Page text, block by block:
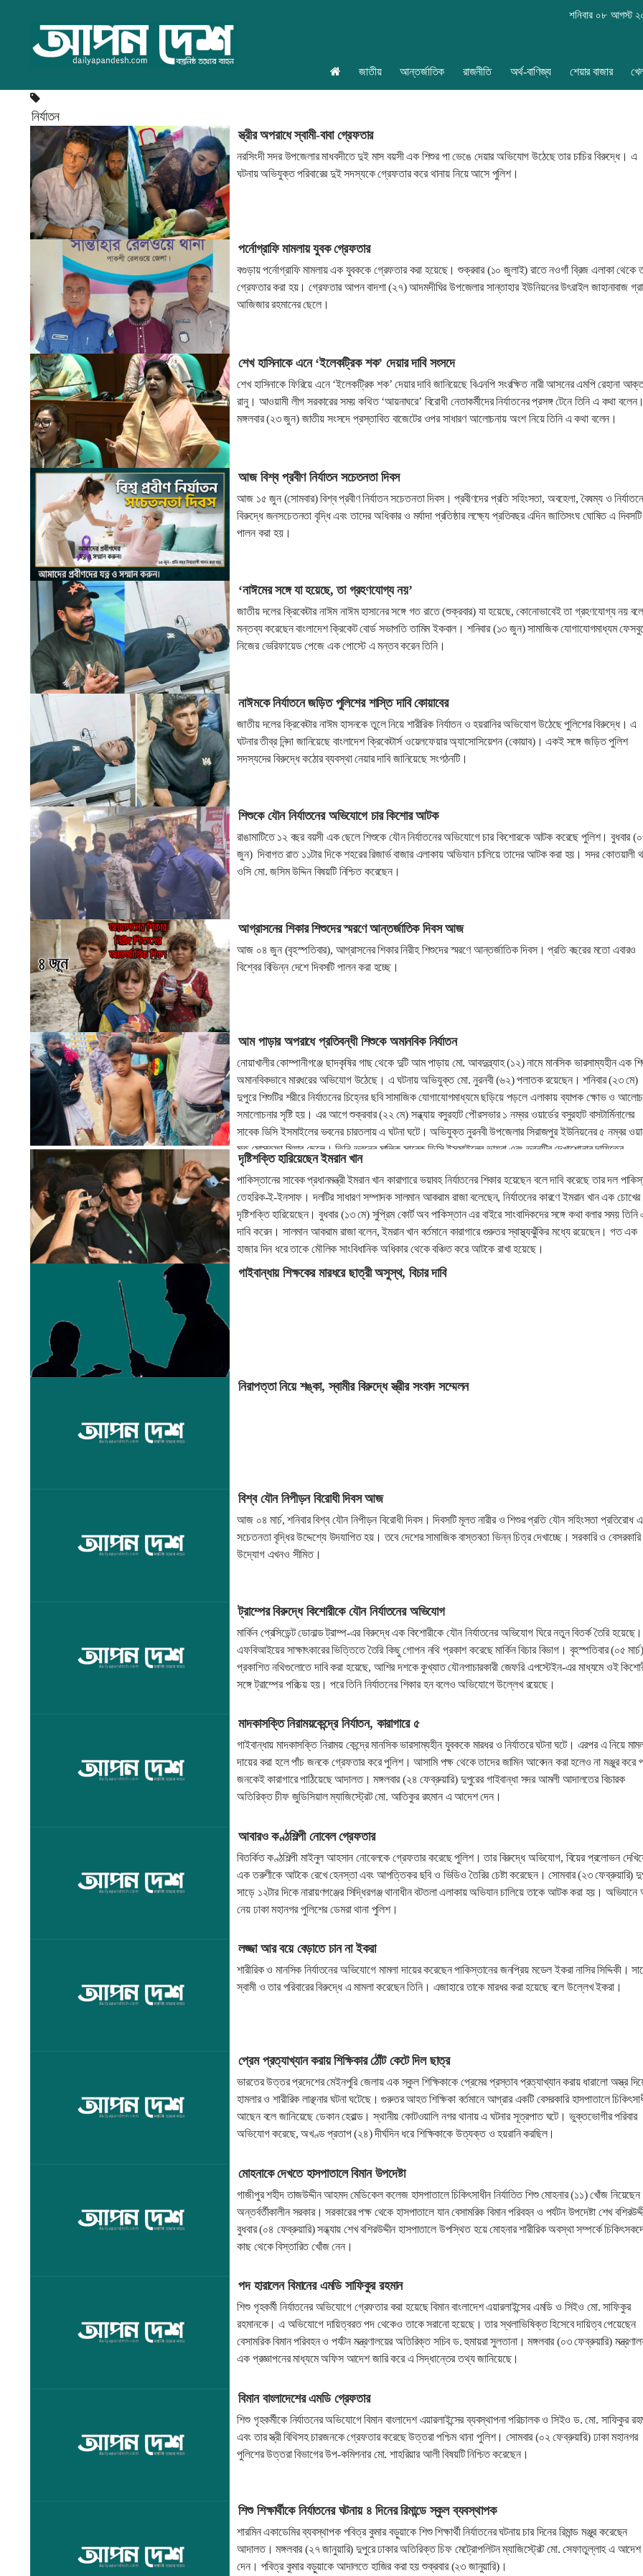
শনিবার ০৮ আগস্ট
জাতীয় আন্তর্জাতিক রাজনীতি অর্থ-বাণিজ্য শেয়ার বাজার
নির্যাতন
স্ত্রীর অপরাধে স্বামী-বাবা গ্রেফতার
নরসিংদী সদর উপজেলার মাধবদীতে দুই মাস বয়সী এক শিশুর পা ভেঙে দেয়ার অভিযোগ উঠেছে তার চাচির বিরুদ্ধে। এ
ঘটনায় অভিযুক্ত পরিবারের দুই সদস্যকে গ্রেফতার করে থানায় নিয়ে আসে পুলিশ।
পর্নোগ্রাফি মামলায় যুবক গ্রেফতার
বগুড়ায় পর্নোগ্রাফি মামলায় এক যুবককে গ্রেফতার করা হয়েছে। শুক্রবার (১০ জুলাই) রাতে নওগাঁ ব্রিজ এলাকা থেকে
গ্রেফতার করা হয়। গ্রেফতার আপন বাদশা (২৭) আদমদীঘির উপজেলার সান্তাহার ইউনিয়নের উৎরাইল জাহানাবাজ
আজিজার রহমানের ছেলে।
শেখ হাসিনাকে এনে ‘ইলেকট্রিক শক’ দেয়ার দাবি সংসদে
শেখ হাসিনাকে ফিরিয়ে এনে ‘ইলেকট্রিক শক’ দেয়ার দাবি জানিয়েছে বিএনপি সংরক্ষিত নারী আসনের এমপি রেহানা
রানু। আওয়ামী লীগ সরকারের সময় কথিত ‘আয়নাঘরে’ বিরোধী নেতাকর্মীদের নির্যাতনের প্রসঙ্গ টেনে তিনি এ কথা
মঙ্গলবার (২৩ জুন) জাতীয় সংসদে প্রস্তাবিত বাজেটের ওপর সাধারণ আলোচনায় অংশ নিয়ে তিনি এ কথা বলেন।
আজ বিশ্ব প্রবীণ নির্যাতন সচেতনতা দিবস
আজ ১৫ জুন (সোমবার) বিশ্ব প্রবীণ নির্যাতন সচেতনতা দিবস। প্রবীণদের প্রতি সহিংসতা, অবহেলা, বৈষম্য ও
বিরুদ্ধে জনসচেতনতা বৃদ্ধি এবং তাদের অধিকার ও মর্যাদা প্রতিষ্ঠার লক্ষ্যে প্রতিবছর এদিন জাতিসংঘ ঘোষিত এ দিবসটি
পালন করা হয়।
‘নাঈমের সঙ্গে যা হয়েছে, তা গ্রহণযোগ্য নয়’
জাতীয় দলের ক্রিকেটার নাঈম নাঈম হাসানের সঙ্গে গত রাতে (শুক্রবার) যা হয়েছে, কোনোভাবেই তা গ্রহণযোগ্য নয়
মন্তব্য করেছেন বাংলাদেশ ক্রিকেট বোর্ড সভাপতি তামিম ইকবাল। শনিবার (১৩ জুন) সামাজিক যোগাযোগমাধ্যম
নিজের ভেরিফায়েড পেজে এক পোস্টে এ মন্তব করেন তিনি।
নাঈমকে নির্যাতনে জড়িত পুলিশের শাস্তি দাবি কোয়াবের
জাতীয় দলের ক্রিকেটার নাঈম হাসনকে তুলে নিয়ে শারীরিক নির্যাতন ও হয়রানির অভিযোগ উঠেছে পুলিশের বিরুদ্ধে। এ
ঘটনার তীব্র নিন্দা জানিয়েছে বাংলাদেশ ক্রিকেটার্স ওয়েলফেয়ার অ্যাসোসিয়েশন (কোয়াব)। একই সঙ্গে জড়িত পুলিশ
সদস্যদের বিরুদ্ধে কঠোর ব্যবস্থা নেয়ার দাবি জানিয়েছে সংগঠনটি।
শিশুকে যৌন নির্যাতনের অভিযোগে চার কিশোর আটক
রাঙামাটিতে ১২ বছর বয়সী এক ছেলে শিশুকে যৌন নির্যাতনের অভিযোগে চার কিশোরকে আটক করেছে পুলিশ। বুধবার
জুন) দিবাগত রাত ১১টার দিকে শহরের রিজার্ভ বাজার এলাকায় অভিযান চালিয়ে তাদের আটক করা হয়। সদর কোতয়ালী
ওসি মো. জসিম উদ্দিন বিষয়টি নিশ্চিত করেছেন।
আগ্রাসনের শিকার শিশুদের স্মরণে আন্তর্জাতিক দিবস আজ
আজ ০৪ জুন (বৃহস্পতিবার), আগ্রাসনের শিকার নিরীহ শিশুদের স্মরণে আন্তর্জাতিক দিবস। প্রতি বছরের মতো এবারও
বিশ্বের বিভিন্ন দেশে দিবসটি পালন করা হচ্ছে।
আম পাড়ার অপরাধে প্রতিবন্ধী শিশুকে অমানবিক নির্যাতন
নোয়াখালীর কোম্পানীগঞ্জে ছাদকৃষির গাছ থেকে দুটি আম পাড়ায় মো. আবদুল্ল্যাহ (১২) নামে মানসিক ভারসাম্যহীন এক
অমানবিকভাবে মারধরের অভিযোগ উঠেছে। এ ঘটনায় অভিযুক্ত মো. নুরনবী (৬২) পলাতক রয়েছেন। শনিবার (২৩ মে)
দুপুরে শিশুটির শরীরে নির্যাতনের চিহ্নের ছবি সামাজিক যোগাযোগমাধ্যমে ছড়িয়ে পড়লে এলাকায় ব্যাপক ক্ষোভ ও
সমালোচনার সৃষ্টি হয়। এর আগে শুক্রবার (২২ মে) সন্ধ্যায় বসুরহাট পৌরসভার ১ নম্বর ওয়ার্ডের বসুরহাট বাসটার্মিনালের
সাবেক ডিসি ইসমাইলের ভবনের চারতলায় এ ঘটনা ঘটে। অভিযুক্ত নুরনবী উপজেলার সিরাজপুর ইউনিয়নের ৫ নম্বর
মৃত মোস্তফা মিয়ার ছেলে। তিনি ভবনের মালিক সাবেক ডিসি ইসমাইলের ভায়রা এবং ভবনটির দেখাশোনার দায়িত্বে
রয়েছেন।
দৃষ্টিশক্তি হারিয়েছেন ইমরান খান
পাকিস্তানের সাবেক প্রধানমন্ত্রী ইমরান খান কারাগারে ভয়াবহ নির্যাতনের শিকার হয়েছেন বলে দাবি করেছে তার দল
তেহরিক-ই-ইনসাফ। দলটির সাধারণ সম্পাদক সালমান আকরাম রাজা বলেছেন, নির্যাতনের কারণে ইমরান খান এক চোখের
দৃষ্টিশক্তি হারিয়েছেন। বুধবার (১৩ মে) সুপ্রিম কোর্ট অব পাকিস্তান এর বাইরে সাংবাদিকদের সঙ্গে কথা বলার সময় তিনি
দাবি করেন। সালমান আকরাম রাজা বলেন, ইমরান খান বর্তমানে কারাগারে গুরুতর স্বাস্থ্যঝুঁকির মধ্যে রয়েছেন। গত এক
হাজার দিন ধরে তাকে মৌলিক সাংবিধানিক অধিকার থেকে বঞ্চিত করে আটকে রাখা হয়েছে।
গাইবান্ধায় শিক্ষকের মারধরে ছাত্রী অসুস্থ, বিচার দাবি
নিরাপত্তা নিয়ে শঙ্কা, স্বামীর বিরুদ্ধে স্ত্রীর সংবাদ সম্মেলন
বিশ্ব যৌন নিপীড়ন বিরোধী দিবস আজ
আজ ০৪ মার্চ, শনিবার বিশ্ব যৌন নিপীড়ন বিরোধী দিবস। দিবসটি মূলত নারীর ও শিশুর প্রতি যৌন সহিংসতা প্রতিরোধ
সচেতনতা বৃদ্ধির উদ্দেশ্যে উদযাপিত হয়। তবে দেশের সামাজিক বাস্তবতা ভিন্ন চিত্র দেখাচ্ছে। সরকারি ও বেসরকারি
উদ্যোগ এখনও সীমিত।
ট্রাম্পের বিরুদ্ধে কিশোরীকে যৌন নির্যাতনের অভিযোগ
মার্কিন প্রেসিডেন্ট ডোনাল্ড ট্রাম্প-এর বিরুদ্ধে এক কিশোরীকে যৌন নির্যাতনের অভিযোগ ঘিরে নতুন বিতর্ক তৈরি হয়েছে।
এফবিআইয়ের সাক্ষাৎকারের ভিত্তিতে তৈরি কিছু গোপন নথি প্রকাশ করেছে মার্কিন বিচার বিভাগ। বৃহস্পতিবার (০৫ মার্চ)
প্রকাশিত নথিগুলোতে দাবি করা হয়েছে, আশির দশকে কুখ্যাত যৌনপাচারকারী জেফরি এপস্টেইন-এর মাধ্যমে ওই
সঙ্গে ট্রাম্পের পরিচয় হয়। পরে তিনি নির্যাতনের শিকার হন বলেও অভিযোগে উল্লেখ রয়েছে।
মাদকাসক্তি নিরাময়কেন্দ্রে নির্যাতন, কারাগারে ৫
গাইবান্ধায় মাদকাসক্তি নিরাময় কেন্দ্রে মানসিক ভারসাম্যহীন যুবককে মারধর ও নির্যাতরে ঘটনা ঘটে। এরপর এ নিয়ে
দায়ের করা হলে পাঁচ জনকে গ্রেফতার করে পুলিশ। আসামি পক্ষ থেকে তাদের জামিন আবেদন করা হলেও না মঞ্জুর করে
জনকেই কারাগারে পাঠিয়েছে আদালত। মঙ্গলবার (২৪ ফেব্রুয়ারি) দুপুরের গাইবান্ধা সদর আমলী আদালতের বিচারক
অতিরিক্ত চীফ জুডিসিয়াল ম্যাজিস্ট্রেট মো. আতিকুর রহমান এ আদেশ দেন।
আবারও কণ্ঠশিল্পী নোবেল গ্রেফতার
বিতর্কিত কণ্ঠশিল্পী মাইনুল আহসান নোবেলকে গ্রেফতার করেছে পুলিশ। তার বিরুদ্ধে অভিযোগ, বিয়ের প্রলোভন
এক তরুণীকে আটকে রেখে হেনস্তা এবং আপত্তিকর ছবি ও ভিডিও তৈরির চেষ্টা করেছেন। সোমবার (২৩ ফেব্রুয়ারি)
সাড়ে ১২টার দিকে নারায়ণগঞ্জের সিদ্ধিরগঞ্জ থানাধীন বটতলা এলাকায় অভিযান চালিয়ে তাকে আটক করা হয়।
নেয় ঢাকা মহানগর পুলিশের ডেমরা থানা পুলিশ।
লজ্জা আর বয়ে বেড়াতে চান না ইকরা
শারীরিক ও মানসিক নির্যাতনের অভিযোগে মামলা দায়ের করেছেন পাকিস্তানের জনপ্রিয় মডেল ইকরা নাসির সিদ্দিকী।
স্বামী ও তার পরিবারের বিরুদ্ধে এ মামলা করেছেন তিনি। এজাহারে তাকে মারধর করা হয়েছে বলে উল্লেখ ইকরা।
প্রেম প্রত্যাখ্যান করায় শিক্ষিকার ঠোঁট কেটে দিল ছাত্র
ভারতের উত্তর প্রদেশের মেইনপুরি জেলায় এক স্কুল শিক্ষিকাকে প্রেমের প্রস্তাব প্রত্যাখ্যান করায় ধারালো অস্ত্র
হামলার ও শারীরিক লাঞ্ছনার ঘটনা ঘটেছে। গুরুতর আহত শিক্ষিকা বর্তমানে আগ্রার একটি বেসরকারি হাসপাতালে
আছেন বলে জানিয়েছে ডেকান হেরাল্ড। স্থানীয় কোটওয়ালি নগর থানায় এ ঘটনার সূত্রপাত ঘটে। ভুক্তভোগীর পরিবার
অভিযোগ করেছে, অখণ্ড প্রতাপ (২৪) দীর্ঘদিন ধরে শিক্ষিকাকে উত্যক্ত ও হয়রানি করছিল।
মোহনাকে দেখতে হাসপাতালে বিমান উপদেষ্টা
গাজীপুর শহীদ তাজউদ্দীন আহমদ মেডিকেল কলেজ হাসপাতালে চিকিৎসাধীন নির্যাতিত শিশু মোহনার (১১) খোঁজ নিয়েছেন
অন্তর্বর্তীকালীন সরকার। সরকারের পক্ষ থেকে হাসপাতালে যান বেসামরিক বিমান পরিবহন ও পর্যটন উপদেষ্টা শেখ
বুধবার (০৪ ফেব্রুয়ারি) সন্ধ্যায় শেখ বশিরউদ্দীন হাসপাতালে উপস্থিত হয়ে মোহনার শারীরিক অবস্থা সম্পর্কে
কাছ থেকে বিস্তারিত খোঁজ নেন।
পদ হারালেন বিমানের এমডি সাফিকুর রহমান
শিশু গৃহকর্মী নির্যাতনের অভিযোগে গ্রেফতার করা হয়েছে বিমান বাংলাদেশ এয়ারলাইন্সের এমডি ও সিইও মো. সাফিকুর
রহমানকে। এ অভিযোগে দায়িত্বরত পদ থেকেও তাকে সরানো হয়েছে। তার স্থলাভিষিক্ত হিসেবে দায়িত্ব পেয়েছেন
বেসামরিক বিমান পরিবহন ও পর্যটন মন্ত্রণালয়ের অতিরিক্ত সচিব ড. হুমায়রা সুলতানা। মঙ্গলবার (০৩ ফেব্রুয়ারি)
এক প্রজ্ঞাপনের মাধ্যমে অফিস আদেশ জারি করে এ সিদ্ধান্তের তথ্য জানিয়েছে।
বিমান বাংলাদেশের এমডি গ্রেফতার
শিশু গৃহকর্মীকে নির্যাতনের অভিযোগে বিমান বাংলাদেশ এয়ারলাইন্সের ব্যবস্থাপনা পরিচালক ও সিইও ড. মো. সাফিকুর
এবং তার স্ত্রী বিথিসহ চারজনকে গ্রেফতার করেছে উত্তরা পশ্চিম থানা পুলিশ। সোমবার (০২ ফেব্রুয়ারি) ঢাকা মহানগর
পুলিশের উত্তরা বিভাগের উপ-কমিশনার মো. শাহরিয়ার আলী বিষয়টি নিশ্চিত করেছেন।
শিশু শিক্ষার্থীকে নির্যাতনের ঘটনায় ৪ দিনের রিমান্ডে স্কুল ব্যবস্থাপক
শারমিন একাডেমির ব্যবস্থাপক পবিত্র কুমার বড়ুয়াকে শিশু শিক্ষার্থী নির্যাতনের ঘটনায় চার দিনের রিমান্ড মঞ্জুর করেছেন
আদালত। মঙ্গলবার (২৭ জানুয়ারি) দুপুরে ঢাকার অতিরিক্ত চিফ মেট্রোপলিটন ম্যাজিস্ট্রেট মো. সেফাতুল্লাহ এ আদেশ
দেন। পবিত্র কুমার বড়ুয়াকে আদালতে হাজির করা হয় শুক্রবার (২৩ জানুয়ারি)।